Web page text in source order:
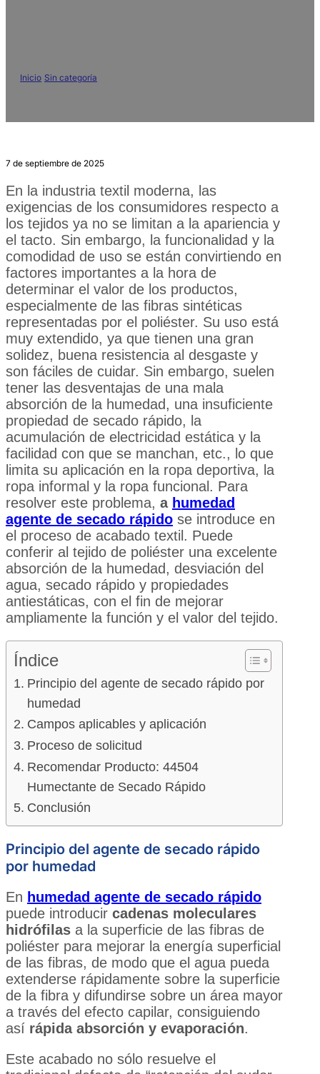
Inicio Sin categoría
7 de septiembre de 2025
En la industria textil moderna, las
exigencias de los consumidores respecto a
los tejidos ya no se limitan a la apariencia y
el tacto. Sin embargo, la funcionalidad y la
comodidad de uso se están convirtiendo en
factores importantes a la hora de
determinar el valor de los productos,
especialmente de las fibras sintéticas
representadas por el poliéster. Su uso está
muy extendido, ya que tienen una gran
solidez, buena resistencia al desgaste y
son fáciles de cuidar. Sin embargo, suelen
tener las desventajas de una mala
absorción de la humedad, una insuficiente
propiedad de secado rápido, la
acumulación de electricidad estática y la
facilidad con que se manchan, etc., lo que
limita su aplicación en la ropa deportiva, la
ropa informal y la ropa funcional. Para
resolver este problema, a humedad
agente de secado rápido se introduce en
el proceso de acabado textil. Puede
conferir al tejido de poliéster una excelente
absorción de la humedad, desviación del
agua, secado rápido y propiedades
antiestáticas, con el fin de mejorar
ampliamente la función y el valor del tejido.
Índice
Principio del agente de secado rápido por
humedad
Campos aplicables y aplicación
Proceso de solicitud
Recomendar Producto: 44504
Humectante de Secado Rápido
Conclusión
Principio del agente de secado rápido
por humedad
En humedad agente de secado rápido
puede introducir cadenas moleculares
hidrófilas a la superficie de las fibras de
poliéster para mejorar la energía superficial
de las fibras, de modo que el agua pueda
extenderse rápidamente sobre la superficie
de la fibra y difundirse sobre un área mayor
a través del efecto capilar, consiguiendo
así rápida absorción y evaporación.
Este acabado no sólo resuelve el